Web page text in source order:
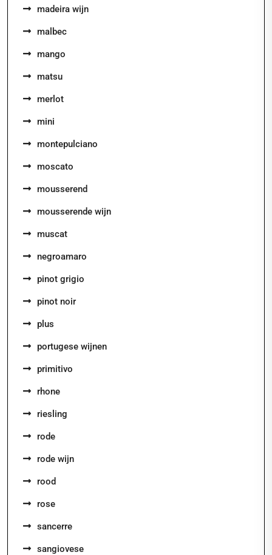
madeira wijn
malbec
mango
matsu
merlot
mini
montepulciano
moscato
mousserend
mousserende wijn
muscat
negroamaro
pinot grigio
pinot noir
plus
portugese wijnen
primitivo
rhone
riesling
rode
rode wijn
rood
rose
sancerre
sangiovese